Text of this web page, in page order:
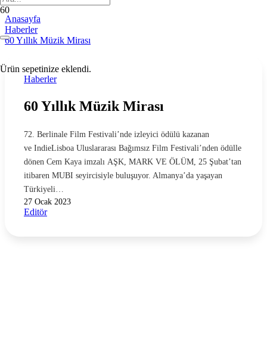
Ürün sepetinize eklendi.
Anasayfa
Haberler
60 Yıllık Müzik Mirası
Haberler
60 Yıllık Müzik Mirası
72. Berlinale Film Festivali’nde izleyici ödülü kazanan
ve IndieLisboa Uluslararası Bağımsız Film Festivali’nden ödülle
dönen Cem Kaya imzalı AŞK, MARK VE ÖLÜM, 25 Şubat’tan
itibaren MUBI seyircisiyle buluşuyor. Almanya’da yaşayan
Türkiyeli…
27 Ocak 2023
Editör